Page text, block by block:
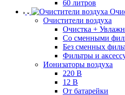
60 литров
Очистители воздуха
Очистка +
Cо сменными
Без сменных
Фильтры и
Ионизаторы воздуха
220 В
12 В
От батарейки